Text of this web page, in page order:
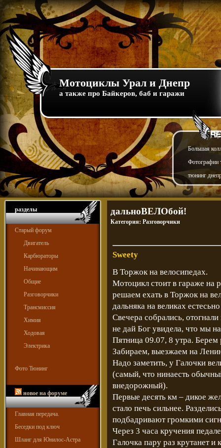
Мотоциклы Урал и Днепр
а также про Байкеров, баб и гаражи
Большая
Фотографии
тюнинг
разделы
Старый форум
Двигатель
Карбюраторы
Начинающим
Общие
Разговорчики
Трансмиссия
Химия
Ходовая
Электрика
Фото Тюнинг
новое на форуме
Главная передача.
Беседки под ключ
Шланг для Юнилос-Астра
дальноВЕЛОбой!
Категория: Разговорчики
Sweety
В Торжок на велосипедах.
Мотоцикл стоит в гараже на
решаем ехать в Торжок на
дальняка на великах
Свечера собрались,
не дай Бог увидела, что мы
Пятница 09.07, 8 утра. Берем
Забираем, выезжаем на
Надо заметить, у Галочки
(самый, что нинаесть
внедорожный).
Первые десять км – дикое
стало печь сильнее.
подбадривают громкими
Через 3 часа кручения
Галочка пару раз крутанет